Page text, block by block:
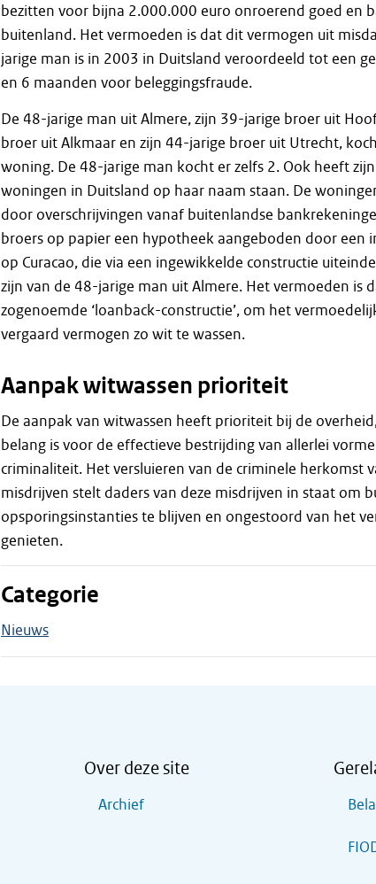
bezitten voor bijna 2.000.000 euro onroerend goed en
buitenland. Het vermoeden is dat dit vermogen uit
jarige man is in 2003 in Duitsland veroordeeld tot een
en 6 maanden voor beleggingsfraude.
De 48-jarige man uit Almere, zijn 39-jarige broer uit
broer uit Alkmaar en zijn 44-jarige broer uit Utrecht,
woning. De 48-jarige man kocht er zelfs 2. Ook heeft
woningen in Duitsland op haar naam staan. De
door overschrijvingen vanaf buitenlandse
broers op papier een hypotheek aangeboden door een
op Curacao, die via een ingewikkelde constructie
zijn van de 48-jarige man uit Almere. Het vermoeden is
zogenoemde ‘loanback-constructie’, om het
vergaard vermogen zo wit te wassen.
Aanpak witwassen prioriteit
De aanpak van witwassen heeft prioriteit bij de
belang is voor de effectieve bestrijding van allerlei
criminaliteit. Het versluieren van de criminele herkomst
misdrijven stelt daders van deze misdrijven in staat om
opsporingsinstanties te blijven en ongestoord van het
genieten.
Categorie
Nieuws
Over deze site
Archief